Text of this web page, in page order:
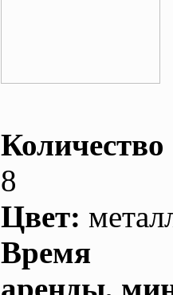
Количество
8
Цвет:
Время